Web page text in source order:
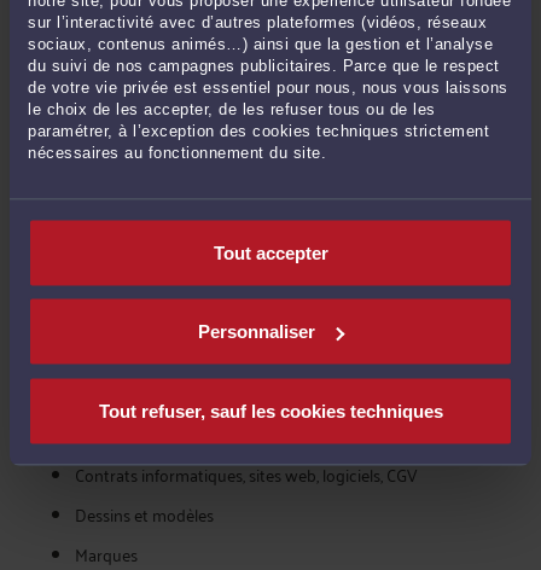
sur l’interactivité avec d’autres plateformes (vidéos, réseaux
sociaux, contenus animés…) ainsi que la gestion et l’analyse
du suivi de nos campagnes publicitaires. Parce que le respect
de votre vie privée est essentiel pour nous, nous vous laissons
le choix de les accepter, de les refuser tous ou de les
paramétrer, à l’exception des cookies techniques strictement
nécessaires au fonctionnement du site.
Tout accepter
Personnaliser
Tout refuser, sauf les cookies techniques
chez vous pratiquant le Droit de la propriété intellectuelle. Vous
pourrez recevoir jusqu'à 5 devis qui vous feront état des
prestations et du coût de l'avocat pour la rédaction d'un contrat de
galeries et d'exclusivité de représentation. Ensuite, libre à vous de
contacter l'avocat de votre choix, en toute confidentialité.
VOIR ÉGALEMENT COMBIEN COÛTE UN
AVOCAT POUR LES AUTRES MISSIONS
DANS LA CATÉGORIE : NTIC, MARQUES,
Contrats informatiques, sites web, logiciels, CGV
Dessins et modèles
Marques